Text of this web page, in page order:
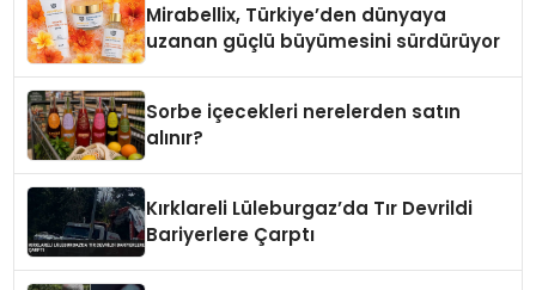
Mirabellix, Türkiye’den dünyaya
uzanan güçlü büyümesini sürdürüyor
Sorbe içecekleri nerelerden satın
alınır?
Kırklareli Lüleburgaz’da Tır Devrildi
Bariyerlere Çarptı